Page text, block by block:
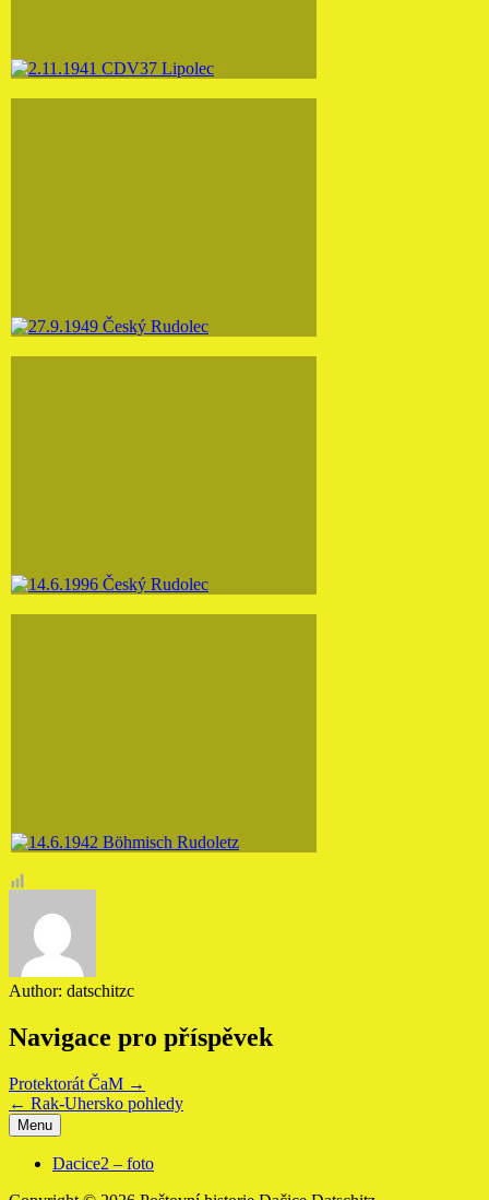
Author: datschitzc
Navigace pro příspěvek
Protektorát ČaM →
← Rak-Uhersko pohledy
Menu
Dacice2 – foto